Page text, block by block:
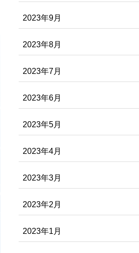
2023年9月
2023年8月
2023年7月
2023年6月
2023年5月
2023年4月
2023年3月
2023年2月
2023年1月